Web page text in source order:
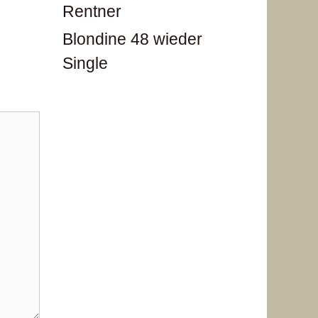
Rentner
Blondine 48 wieder
Single